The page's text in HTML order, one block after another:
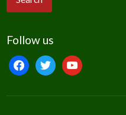
Follow us
facebooktwitteryoutube